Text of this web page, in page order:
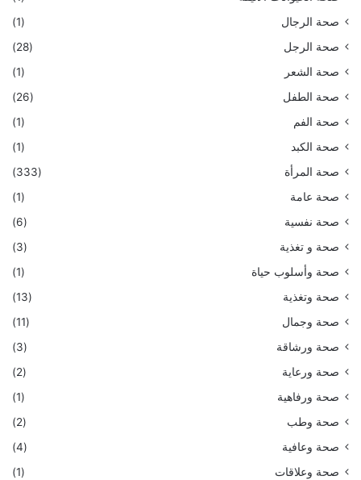
صحة الرجال
(1)
صحة الرجل
(28)
صحة الشعر
(1)
صحة الطفل
(26)
صحة الفم
(1)
صحة الكبد
(1)
صحة المرأة
(333)
صحة عامة
(1)
صحة نفسية
(6)
صحة و تغذية
(3)
صحة وأسلوب حياة
(1)
صحة وتغذية
(13)
صحة وجمال
(11)
صحة ورشاقة
(3)
صحة ورعاية
(2)
صحة ورفاهية
(1)
صحة وطب
(2)
صحة وعافية
(4)
صحة وعلاقات
(1)